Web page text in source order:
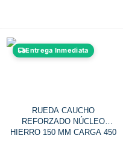
Entrega Inmediata
RUEDA CAUCHO
REFORZADO NÚCLEO
HIERRO 150 MM CARGA 450